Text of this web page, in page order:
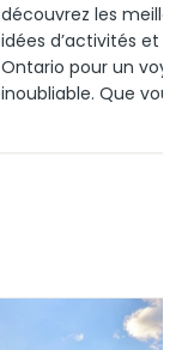
découvrez les
idées d’activités et
Ontario pour un
inoubliable. Que
grandioses du